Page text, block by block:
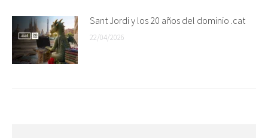
Sant Jordi y los 20 años del dominio .cat
22/04/2026